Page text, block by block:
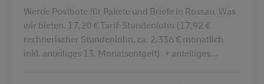
Werde Postbote für Pakete und Briefe in Rossau. Was
wir bieten. 17,20 € Tarif-Stundenlohn (17,92 €
rechnerischer Stundenlohn, ca. 2.336 € monatlich
inkl. anteiliges 13. Monatsentgelt). + anteiliges...